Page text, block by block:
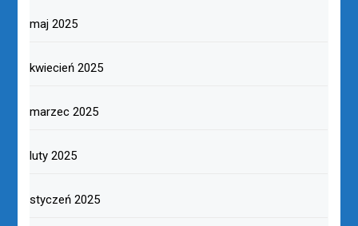
maj 2025
kwiecień 2025
marzec 2025
luty 2025
styczeń 2025